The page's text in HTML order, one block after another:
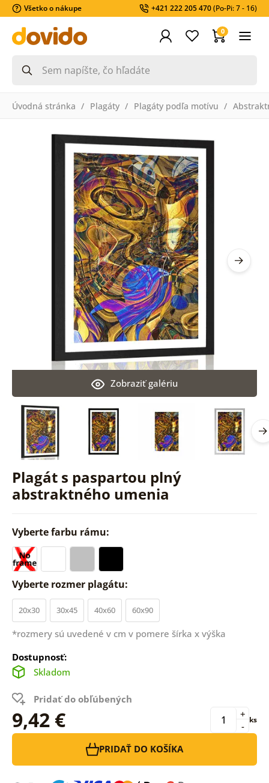
Všetko o nákupe +421 222 205 470(Po-Pi: 7 - 16)
0
Úvodná stránka Plagáty Plagáty podľa motívu
Plagát s paspartou plný
abstraktného umenia
Zobraziť galériu
Vyberte farbu rámu:
Vyberte rozmer plagátu:
20x30 30x45 40x60 60x90
*rozmery sú uvedené v cm v pomere šírka x výška
Dostupnosť:
Skladom
Pridať do obľúbených
9,42 € -
+ ks
PRIDAŤ DO KOŠÍKA